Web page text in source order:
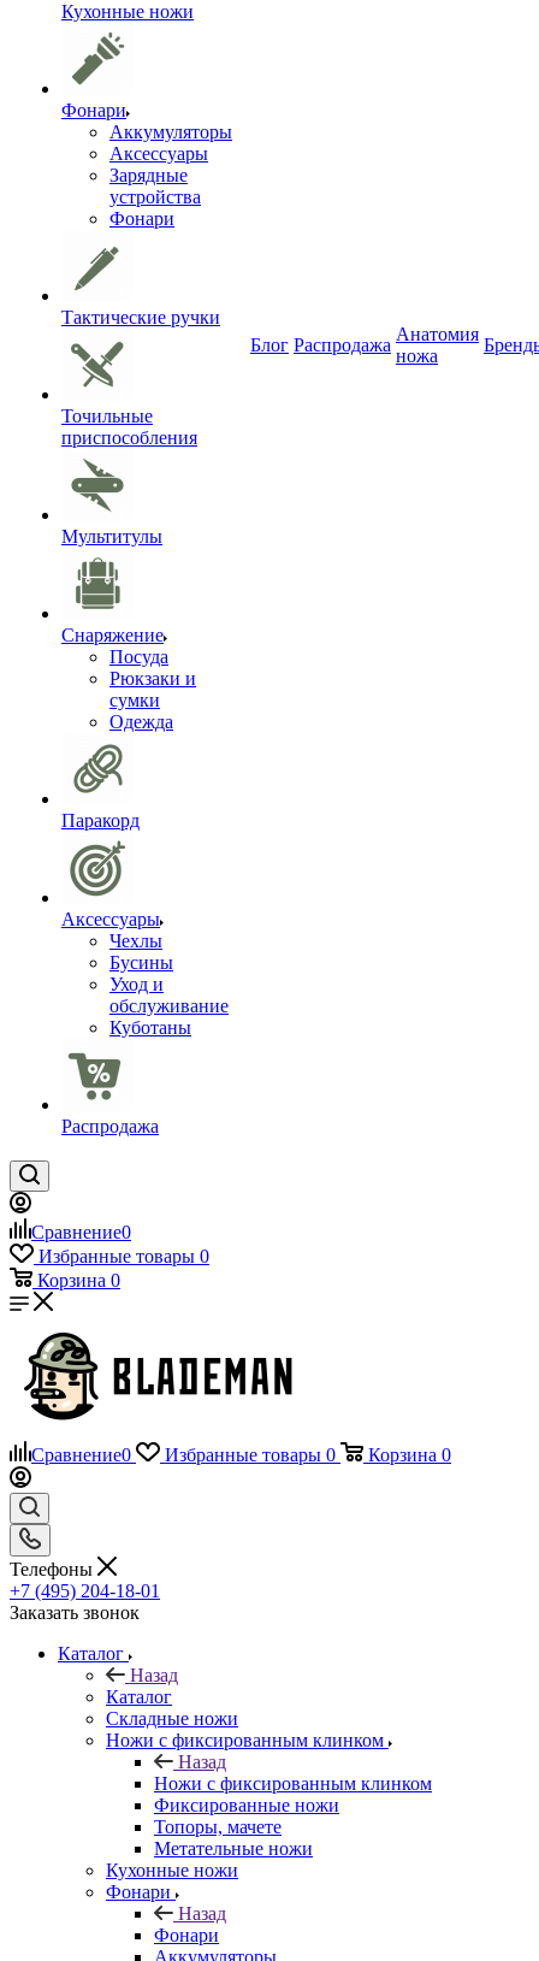
Кухонные ножи
Фонари
Аккумуляторы
Аксессуары
Зарядные
устройства
Фонари
Тактические ручки
Точильные
приспособления
Мультитулы
Снаряжение
Посуда
Рюкзаки и
сумки
Одежда
Паракорд
Аксессуары
Чехлы
Бусины
Уход и
обслуживание
Куботаны
Распродажа
Блог Распродажа
Анатомия
ножа
Сравнение0
Избранные товары 0
Корзина 0
Сравнение0 Избранные товары 0 Корзина 0
Телефоны
+7 (495) 204-18-01
Заказать звонок
Каталог
Назад
Каталог
Складные ножи
Ножи с фиксированным клинком
Назад
Ножи с фиксированным клинком
Фиксированные ножи
Топоры, мачете
Метательные ножи
Кухонные ножи
Фонари
Назад
Фонари
Аккумуляторы